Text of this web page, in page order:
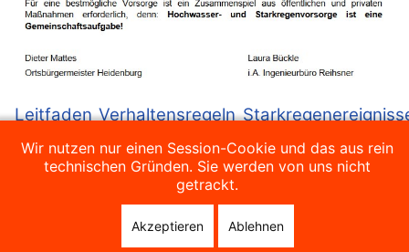
herunterladen
Wir nutzen nur einen Session-Cookie und das aus rein
technischen Gründen. Sie werden von uns nicht
getrackt.
Akzeptieren Ablehnen